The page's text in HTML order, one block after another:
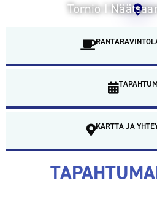
Tornio I
KARTTA JA